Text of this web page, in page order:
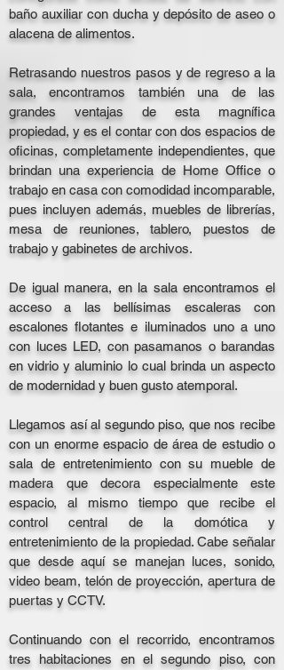
baño auxiliar con ducha y depósito de aseo o
alacena de alimentos.
Retrasando nuestros pasos y de regreso a la
sala, encontramos también una de las
grandes ventajas de esta magnífica
propiedad, y es el contar con dos espacios de
oficinas, completamente independientes, que
brindan una experiencia de Home Office o
trabajo en casa con comodidad incomparable,
pues incluyen además, muebles de librerías,
mesa de reuniones, tablero, puestos de
trabajo y gabinetes de archivos.
De igual manera, en la sala encontramos el
acceso a las bellísimas escaleras con
escalones flotantes e iluminados uno a uno
con luces LED, con pasamanos o barandas
en vidrio y aluminio lo cual brinda un aspecto
de modernidad y buen gusto atemporal.
Llegamos así al segundo piso, que nos recibe
con un enorme espacio de área de estudio o
sala de entretenimiento con su mueble de
madera que decora especialmente este
espacio, al mismo tiempo que recibe el
control central de la domótica y
entretenimiento de la propiedad. Cabe señalar
que desde aquí se manejan luces, sonido,
video beam, telón de proyección, apertura de
puertas y CCTV.
Continuando con el recorrido, encontramos
tres habitaciones en el segundo piso, con